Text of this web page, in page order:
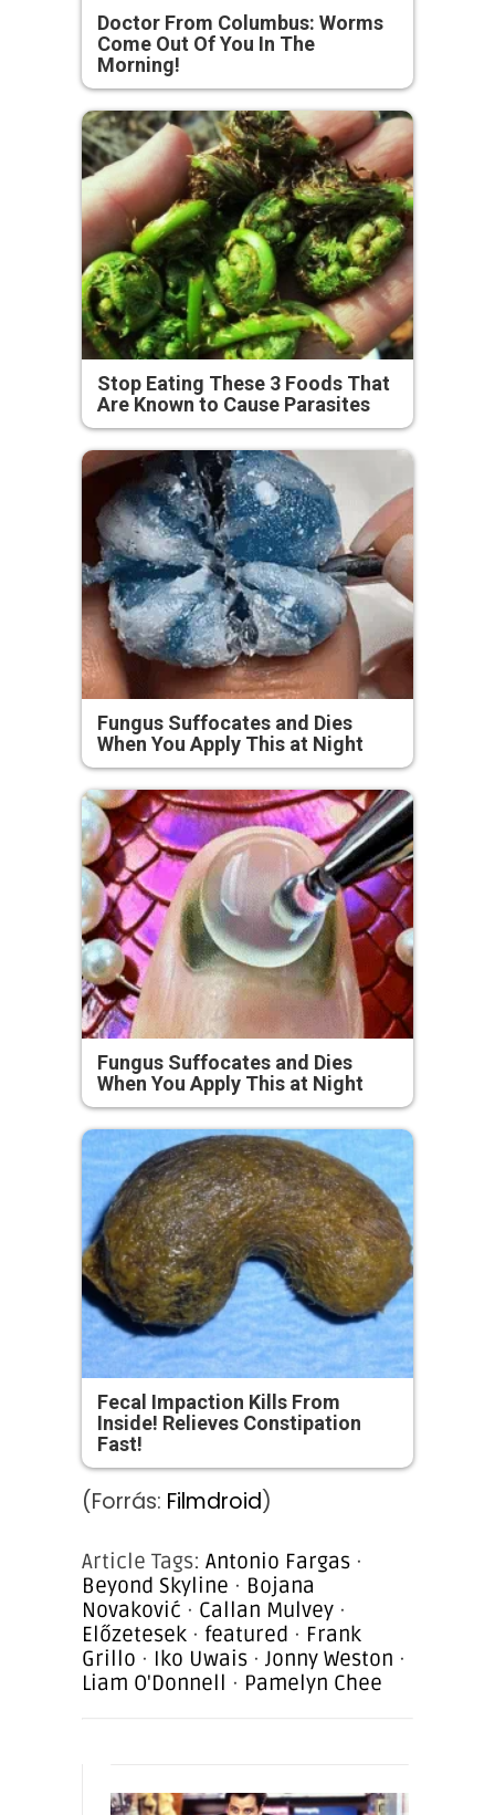
Doctor From Columbus: Worms
Come Out Of You In The
Morning!
Stop Eating These 3 Foods That
Are Known to Cause Parasites
Fungus Suffocates and Dies
When You Apply This at Night
Fungus Suffocates and Dies
When You Apply This at Night
Fecal Impaction Kills From
Inside! Relieves Constipation
Fast!
(Forrás: Filmdroid)
Article Tags: Antonio Fargas ·
Beyond Skyline · Bojana
Novaković · Callan Mulvey ·
Előzetesek · featured · Frank
Grillo · Iko Uwais · Jonny Weston ·
Liam O'Donnell · Pamelyn Chee